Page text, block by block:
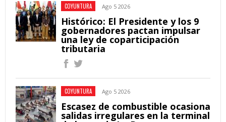
COYUNTURA Ago 5 2026
Histórico: El Presidente y los 9
gobernadores pactan impulsar
una ley de coparticipación
tributaria
COYUNTURA Ago 5 2026
Escasez de combustible ocasiona
salidas irregulares en la terminal